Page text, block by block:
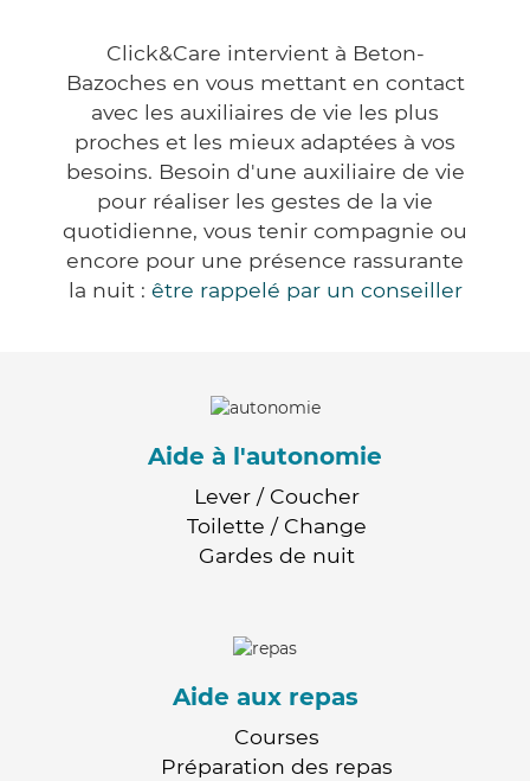
Click&Care intervient à Beton-
Bazoches en vous mettant en contact
avec les auxiliaires de vie les plus
proches et les mieux adaptées à vos
besoins. Besoin d'une auxiliaire de vie
pour réaliser les gestes de la vie
quotidienne, vous tenir compagnie ou
encore pour une présence rassurante
la nuit : être rappelé par un conseiller
Aide à l'autonomie
Lever / Coucher
Toilette / Change
Gardes de nuit
Aide aux repas
Courses
Préparation des repas